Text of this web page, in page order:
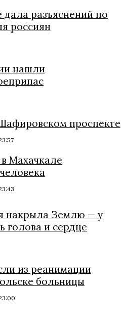
разъяснений по
россиян
нашли
проспекте
Махачкале
накрыла Землю — у
голова и сердце
из реанимации
больницы